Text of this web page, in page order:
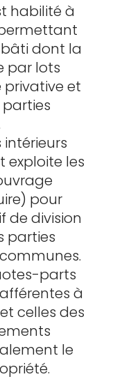
habilité à
dont la
par lots
et
intérieurs
exploite les
pour
de division
parties
parts
à
celles des
le